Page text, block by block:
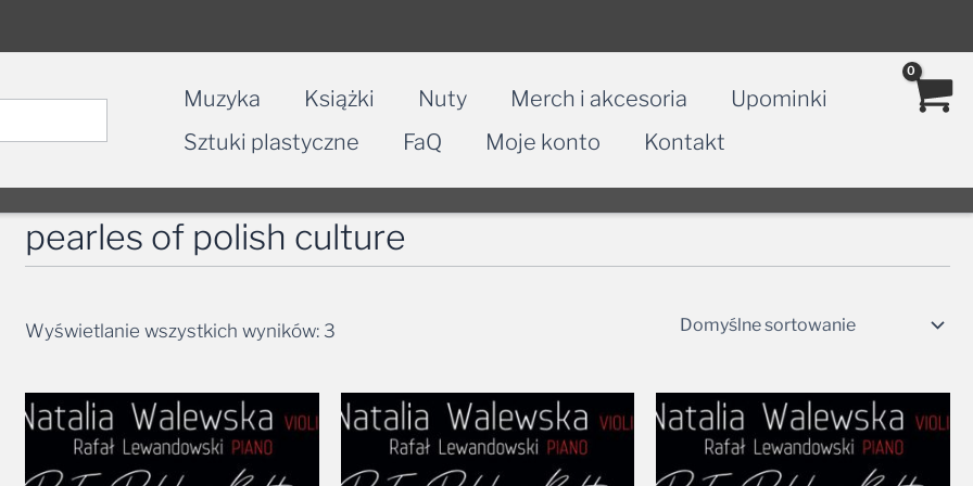
Muzyka Książki Nuty Merch i akcesoria
Upominki
Sztuki plastyczne
FaQ Moje konto Kontakt
pearles of polish culture
Wyświetlanie wszystkich wyników: 3
Zakres
cen:
od